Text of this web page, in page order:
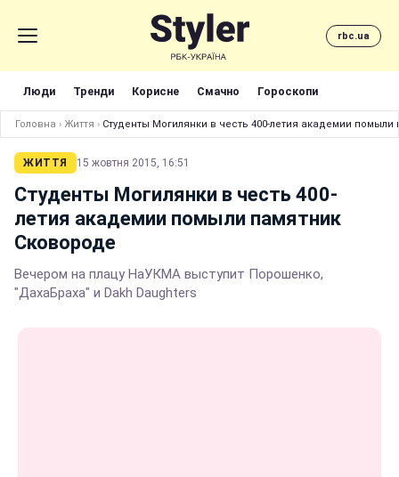
rbc.ua
Люди Тренди Корисне Смачно Гороскопи
Головна › Життя › Студенты Могилянки в честь 400-летия академии
ЖИТТЯ 15 жовтня 2015, 16:51
Студенты Могилянки в честь 400-
летия академии помыли памятник
Сковороде
Вечером на плацу НаУКМА выступит Порошенко,
"ДахаБраха" и Dakh Daughters